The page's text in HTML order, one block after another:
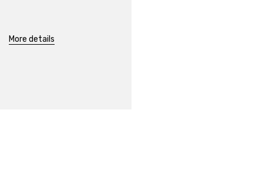
More details